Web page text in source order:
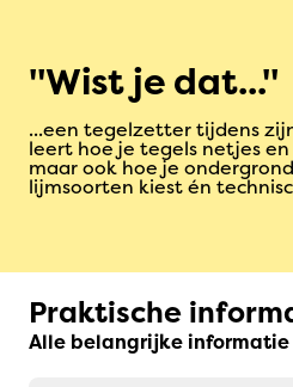
Wist je dat...
...een tegelzetter tijdens
leert hoe je tegels netjes
maar ook hoe je
lijmsoorten kiest én
Praktische
Alle belangrijke